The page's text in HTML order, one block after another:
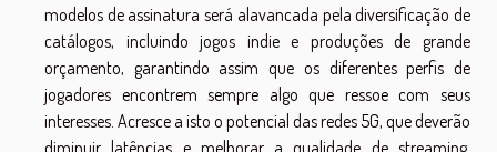
modelos de assinatura será alavancada pela diversificação de
catálogos, incluindo jogos indie e produções de grande
orçamento, garantindo assim que os diferentes perfis de
jogadores encontrem sempre algo que ressoe com seus
interesses. Acresce a isto o potencial das redes 5G, que deverão
diminuir latências e melhorar a qualidade de streaming,